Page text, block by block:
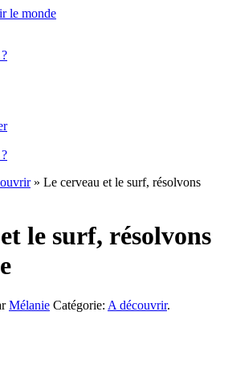
le monde
» Le cerveau et le surf, résolvons
le surf, résolvons
Mélanie Catégorie: A découvrir.